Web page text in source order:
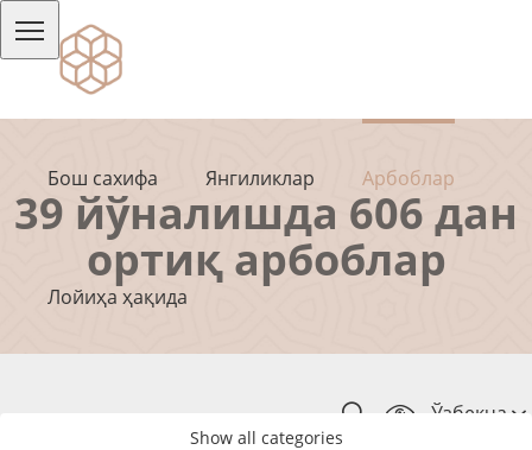
Бош сахифа Янгиликлар Арбоблар
Лойиҳа ҳақида
Ўзбекча
39 йўналишда 606 дан
ортиқ арбоблар
Show all categories